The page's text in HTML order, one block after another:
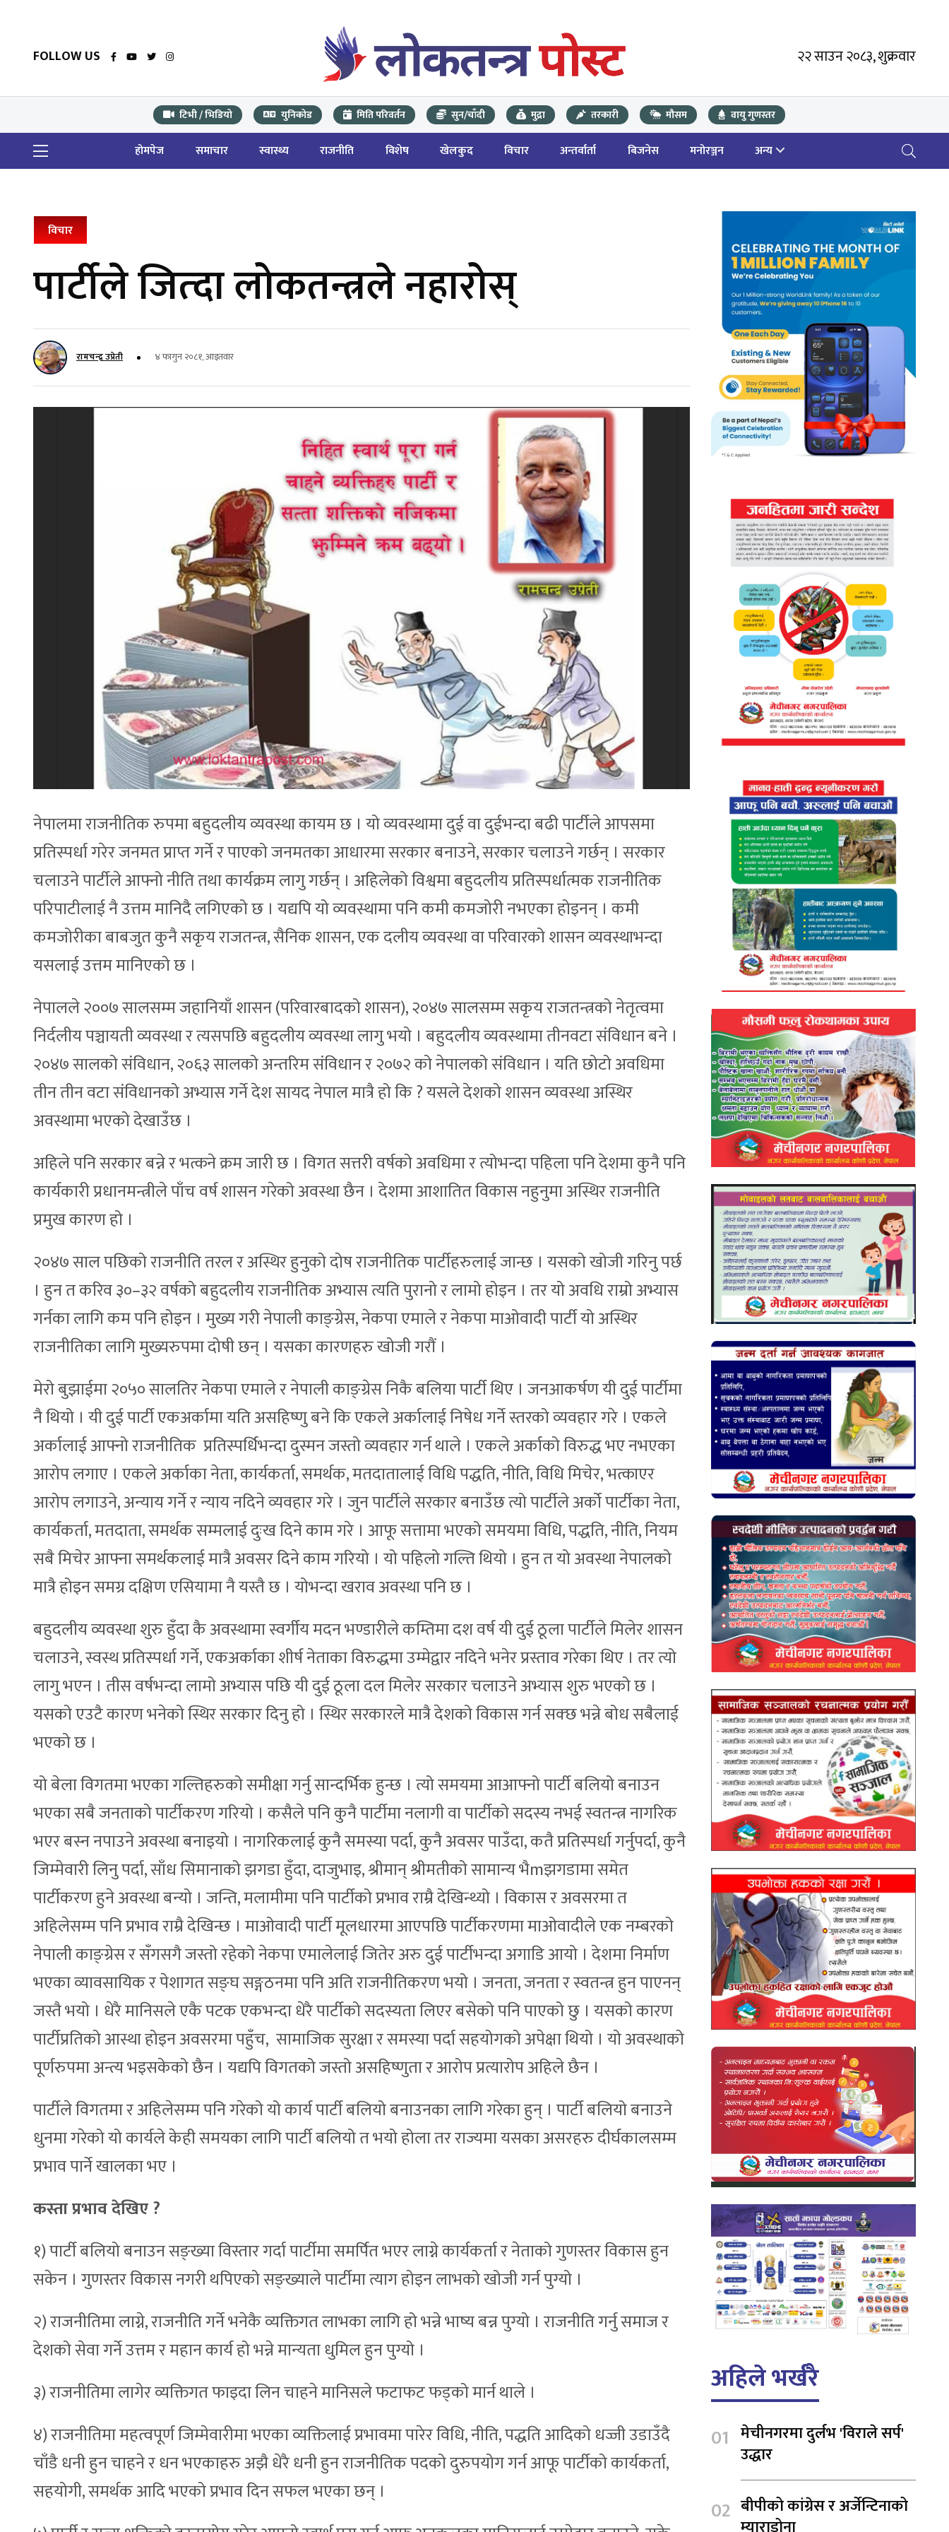
FOLLOW US २२ साउन २०८३, शुक्रवार
टिभी / भिडियो युनिकोड मिति परिवर्तन सुन/चाँदी मुद्रा तरकारी मौसम वायु गुणस्तर
होमपेज समाचार स्वास्थ्य राजनीति विशेष खेलकुद विचार अन्तर्वार्ता बिजनेस मनोरञ्जन अन्य
विचार
पार्टीले जित्दा लोकतन्त्रले नहारोस्
रामचन्द्र उप्रेती ४ फागुन २०८१, आइतवार
नेपालमा राजनीतिक रुपमा बहुदलीय व्यवस्था कायम छ । यो व्यवस्थामा दुई वा दुईभन्दा बढी पार्टीले आपसमा
प्रतिस्पर्धा गरेर जनमत प्राप्त गर्ने र पाएको जनमतका आधारमा सरकार बनाउने, सरकार चलाउने गर्छन् । सरकार
चलाउने पार्टीले आफ्नो नीति तथा कार्यक्रम लागु गर्छन् । अहिलेको विश्वमा बहुदलीय प्रतिस्पर्धात्मक राजनीतिक
परिपाटीलाई नै उत्तम मानिदै लगिएको छ । यद्यपि यो व्यवस्थामा पनि कमी कमजोरी नभएका होइनन् । कमी
कमजोरीका बाबजुत कुनै सकृय राजतन्त्र, सैनिक शासन, एक दलीय व्यवस्था वा परिवारको शासन व्यवस्थाभन्दा
यसलाई उत्तम मानिएको छ ।
नेपालले २००७ सालसम्म जहानियाँ शासन (परिवारबादको शासन), २०४७ सालसम्म सकृय राजतन्त्रको नेतृत्वमा
निर्दलीय पञ्चायती व्यवस्था र त्यसपछि बहुदलीय व्यवस्था लागु भयो । बहुदलीय व्यवस्थामा तीनवटा संविधान बने ।
२०४७ सालको संविधान, २०६३ सालको अन्तरिम संविधान र २०७२ को नेपालको संविधान । यति छोटो अवधिमा
तीन तीन वटा संविधानको अभ्यास गर्ने देश सायद नेपाल मात्रै हो कि ? यसले देशको शासन व्यवस्था अस्थिर
अवस्थामा भएको देखाउँछ ।
अहिले पनि सरकार बन्ने र भत्कने क्रम जारी छ । विगत सत्तरी वर्षको अवधिमा र त्योभन्दा पहिला पनि देशमा कुनै पनि
कार्यकारी प्रधानमन्त्रीले पाँच वर्ष शासन गरेको अवस्था छैन । देशमा आशातित विकास नहुनुमा अस्थिर राजनीति
प्रमुख कारण हो ।
२०४७ साल पछिको राजनीति तरल र अस्थिर हुनुको दोष राजनीतिक पार्टीहरुलाई जान्छ । यसको खोजी गरिनु पर्छ
। हुन त करिव ३०–३२ वर्षको बहुदलीय राजनीतिक अभ्यास त्यति पुरानो र लामो होइन । तर यो अवधि राम्रो अभ्यास
गर्नका लागि कम पनि होइन । मुख्य गरी नेपाली काङ्ग्रेस, नेकपा एमाले र नेकपा माओवादी पार्टी यो अस्थिर
राजनीतिका लागि मुख्यरुपमा दोषी छन् । यसका कारणहरु खोजी गरौं ।
मेरो बुझाईमा २०५० सालतिर नेकपा एमाले र नेपाली काङ्ग्रेस निकै बलिया पार्टी थिए । जनआकर्षण यी दुई पार्टीमा
नै थियो । यी दुई पार्टी एकअर्कामा यति असहिष्णु बने कि एकले अर्कालाई निषेध गर्ने स्तरको व्यवहार गरे । एकले
अर्कालाई आफ्नो राजनीतिक प्रतिस्पर्धिभन्दा दुस्मन जस्तो व्यवहार गर्न थाले । एकले अर्काको विरुद्ध भए नभएका
आरोप लगाए । एकले अर्काका नेता, कार्यकर्ता, समर्थक, मतदातालाई विधि पद्धति, नीति, विधि मिचेर, भत्काएर
आरोप लगाउने, अन्याय गर्ने र न्याय नदिने व्यवहार गरे । जुन पार्टीले सरकार बनाउँछ त्यो पार्टीले अर्को पार्टीका नेता,
कार्यकर्ता, मतदाता, समर्थक सम्मलाई दुःख दिने काम गरे । आफू सत्तामा भएको समयमा विधि, पद्धति, नीति, नियम
सबै मिचेर आफ्ना समर्थकलाई मात्रै अवसर दिने काम गरियो । यो पहिलो गल्ति थियो । हुन त यो अवस्था नेपालको
मात्रै होइन समग्र दक्षिण एसियामा नै यस्तै छ । योभन्दा खराव अवस्था पनि छ ।
बहुदलीय व्यवस्था शुरु हुँदा कै अवस्थामा स्वर्गीय मदन भण्डारीले कम्तिमा दश वर्ष यी दुई ठूला पार्टीले मिलेर शासन
चलाउने, स्वस्थ प्रतिस्पर्धा गर्ने, एकअर्काका शीर्ष नेताका विरुद्धमा उम्मेद्वार नदिने भनेर प्रस्ताव गरेका थिए । तर त्यो
लागु भएन । तीस वर्षभन्दा लामो अभ्यास पछि यी दुई ठूला दल मिलेर सरकार चलाउने अभ्यास शुरु भएको छ ।
यसको एउटै कारण भनेको स्थिर सरकार दिनु हो । स्थिर सरकारले मात्रै देशको विकास गर्न सक्छ भन्ने बोध सबैलाई
भएको छ ।
यो बेला विगतमा भएका गल्तिहरुको समीक्षा गर्नु सान्दर्भिक हुन्छ । त्यो समयमा आआफ्नो पार्टी बलियो बनाउन
भएका सबै जनताको पार्टीकरण गरियो । कसैले पनि कुनै पार्टीमा नलागी वा पार्टीको सदस्य नभई स्वतन्त्र नागरिक
भएर बस्न नपाउने अवस्था बनाइयो । नागरिकलाई कुनै समस्या पर्दा, कुनै अवसर पाउँदा, कतै प्रतिस्पर्धा गर्नुपर्दा, कुनै
जिम्मेवारी लिनु पर्दा, साँध सिमानाको झगडा हुँदा, दाजुभाइ, श्रीमान् श्रीमतीको सामान्य भैmझगडामा समेत
पार्टीकरण हुने अवस्था बन्यो । जन्ति, मलामीमा पनि पार्टीको प्रभाव राम्रै देखिन्थ्यो । विकास र अवसरमा त
अहिलेसम्म पनि प्रभाव राम्रै देखिन्छ । माओवादी पार्टी मूलधारमा आएपछि पार्टीकरणमा माओवादीले एक नम्बरको
नेपाली काङ्ग्रेस र सँगसगै जस्तो रहेको नेकपा एमालेलाई जितेर अरु दुई पार्टीभन्दा अगाडि आयो । देशमा निर्माण
भएका व्यावसायिक र पेशागत सङ्घ सङ्गठनमा पनि अति राजनीतिकरण भयो । जनता, जनता र स्वतन्त्र हुन पाएनन्
जस्तै भयो । धेरै मानिसले एकै पटक एकभन्दा धेरै पार्टीको सदस्यता लिएर बसेको पनि पाएको छु । यसको कारण
पार्टीप्रतिको आस्था होइन अवसरमा पहुँच, सामाजिक सुरक्षा र समस्या पर्दा सहयोगको अपेक्षा थियो । यो अवस्थाको
पूर्णरुपमा अन्त्य भइसकेको छैन । यद्यपि विगतको जस्तो असहिष्णुता र आरोप प्रत्यारोप अहिले छैन ।
पार्टीले विगतमा र अहिलेसम्म पनि गरेको यो कार्य पार्टी बलियो बनाउनका लागि गरेका हुन् । पार्टी बलियो बनाउने
धुनमा गरेको यो कार्यले केही समयका लागि पार्टी बलियो त भयो होला तर राज्यमा यसका असरहरु दीर्घकालसम्म
प्रभाव पार्ने खालका भए ।
कस्ता प्रभाव देखिए ?
१) पार्टी बलियो बनाउन सङ्ख्या विस्तार गर्दा पार्टीमा समर्पित भएर लाग्ने कार्यकर्ता र नेताको गुणस्तर विकास हुन
सकेन । गुणस्तर विकास नगरी थपिएको सङ्ख्याले पार्टीमा त्याग होइन लाभको खोजी गर्न पुग्यो ।
२) राजनीतिमा लाग्ने, राजनीति गर्ने भनेकै व्यक्तिगत लाभका लागि हो भन्ने भाष्य बन्न पुग्यो । राजनीति गर्नु समाज र
देशको सेवा गर्ने उत्तम र महान कार्य हो भन्ने मान्यता धुमिल हुन पुग्यो ।
३) राजनीतिमा लागेर व्यक्तिगत फाइदा लिन चाहने मानिसले फटाफट फड्को मार्न थाले ।
४) राजनीतिमा महत्वपूर्ण जिम्मेवारीमा भएका व्यक्तिलाई प्रभावमा पारेर विधि, नीति, पद्धति आदिको धज्जी उडाउँदै
चाँडै धनी हुन चाहने र धन भएकाहरु अझै धेरै धनी हुन राजनीतिक पदको दुरुपयोग गर्न आफू पार्टीको कार्यकर्ता,
सहयोगी, समर्थक आदि भएको प्रभाव दिन सफल भएका छन् ।
अहिले भर्खरै
मेचीनगरमा दुर्लभ 'विराले सर्प'
उद्धार
बीपीको कांग्रेस र अर्जेन्टिनाको